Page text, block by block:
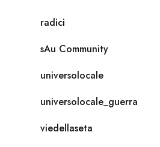
radici
sAu Community
universolocale
universolocale_guerra
viedellaseta